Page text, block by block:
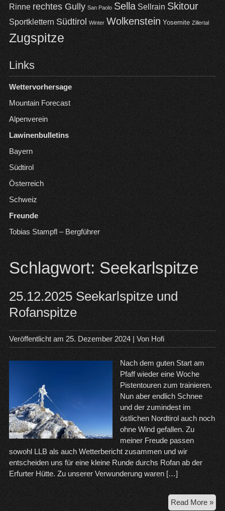
Rinne rechtes Gully San Paolo Sella Sellrain Skitour
Sportklettern Südtirol Winter Wolkenstein Yosemite Zillertal
Zugspitze
Links
Wettervorhersage
Mountain Forecast
Alpenverein
Lawinenbulletins
Bayern
Südtirol
Österreich
Schweiz
Freunde
Tobias Stampfl – Bergführer
Schlagwort: Seekarlspitze
25.12.2025 Seekarlspitze und
Rofanspitze
Veröffentlicht am 25. Dezember 2024| Von Hofi
Nach dem guten Start am
Pfaff wieder eine Woche
Pistentouren zum trainieren.
Nun aber endlich Schnee
und der zumindest im
östlichen Nordtirol auch noch
ohne Wind gefallen. Zu
meiner Freude passen
sowohl LLB als auch Wetterbericht zusammen und wir
entscheiden uns für eine kleine Runde durchs Rofan ab der
Erfurter Hütte. Zu unserer Verwunderung waren […]
Read More »